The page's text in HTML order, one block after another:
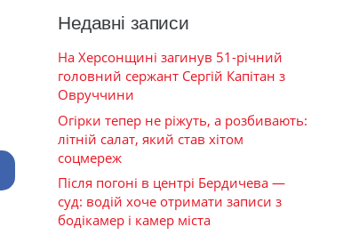
Недавні записи
На Херсонщині загинув 51-річний
головний сержант Сергій Капітан з
Овруччини
Огірки тепер не ріжуть, а розбивають:
літній салат, який став хітом
соцмереж
Після погоні в центрі Бердичева —
суд: водій хоче отримати записи з
бодікамер і камер міста